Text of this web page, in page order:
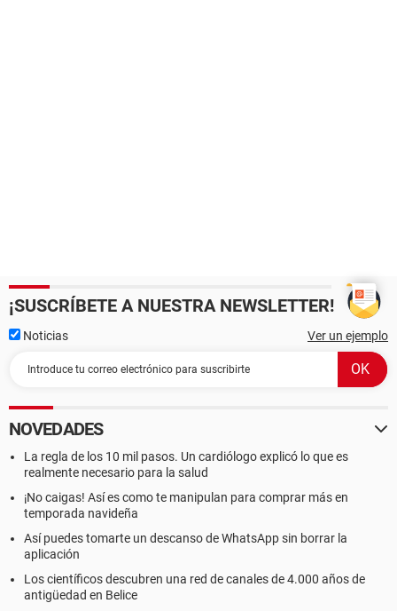
¡SUSCRÍBETE A NUESTRA NEWSLETTER!
Noticias Ver un ejemplo
NOVEDADES
La regla de los 10 mil pasos. Un cardiólogo explicó lo que es
realmente necesario para la salud
¡No caigas! Así es como te manipulan para comprar más en
temporada navideña
Así puedes tomarte un descanso de WhatsApp sin borrar la
aplicación
Los científicos descubren una red de canales de 4.000 años de
antigüedad en Belice